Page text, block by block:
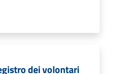
dei volontari